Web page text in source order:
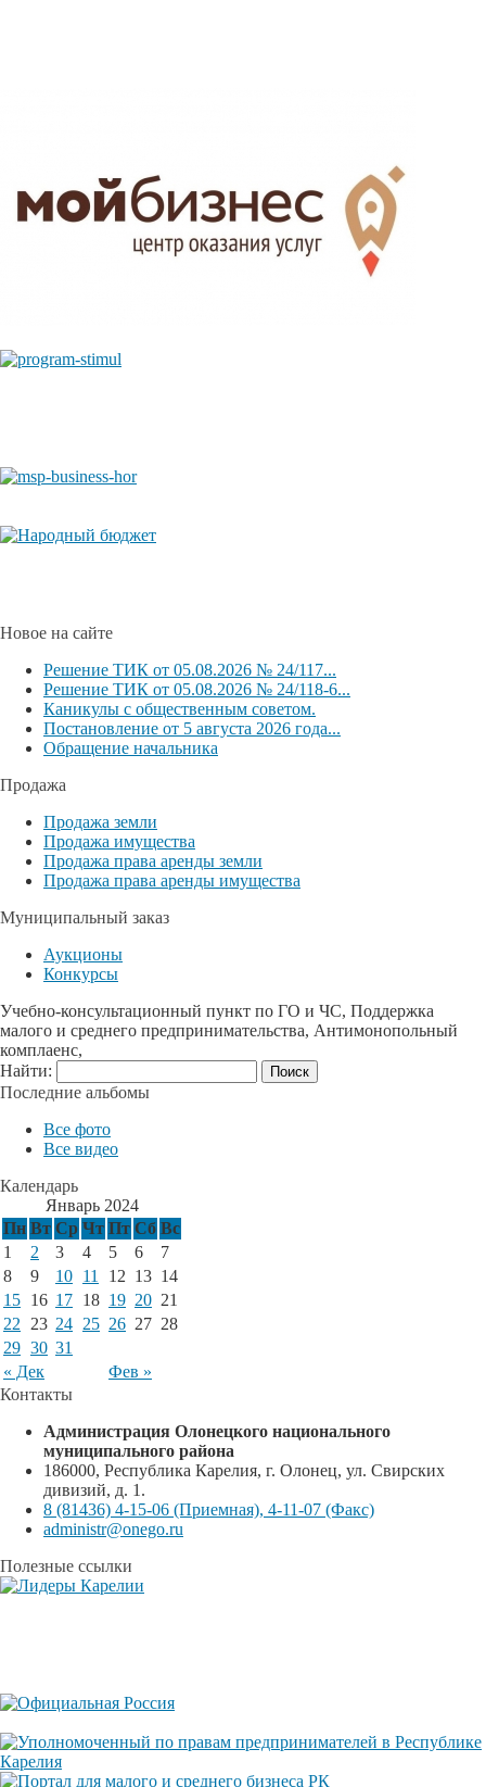
Новое на сайте
Решение ТИК от 05.08.2026 № 24/117...
Решение ТИК от 05.08.2026 № 24/118-6...
Каникулы с общественным советом.
Постановление от 5 августа 2026 года...
Обращение начальника
Продажа
Продажа земли
Продажа имущества
Продажа права аренды земли
Продажа права аренды имущества
Муниципальный заказ
Аукционы
Конкурсы
Учебно-консультационный пункт по ГО и ЧС, Поддержка
малого и среднего предпринимательства, Антимонопольный
комплаенс,
Найти:
Последние альбомы
Все фото
Все видео
Календарь
Январь 2024
Пн Вт Ср Чт Пт Сб Вс
« Дек Фев »
1 2 3 4 5 6
7
8
9 10 11 12 13 14
15 16 17 18 19 20 21
22
23 24 25 26 27 28
29 30 31
Контакты
Администрация Олонецкого национального
муниципального района
186000, Республика Карелия, г. Олонец, ул. Свирских
дивизий, д. 1.
8 (81436) 4-15-06 (Приемная), 4-11-07 (Факс)
administr@onego.ru
Полезные ссылки